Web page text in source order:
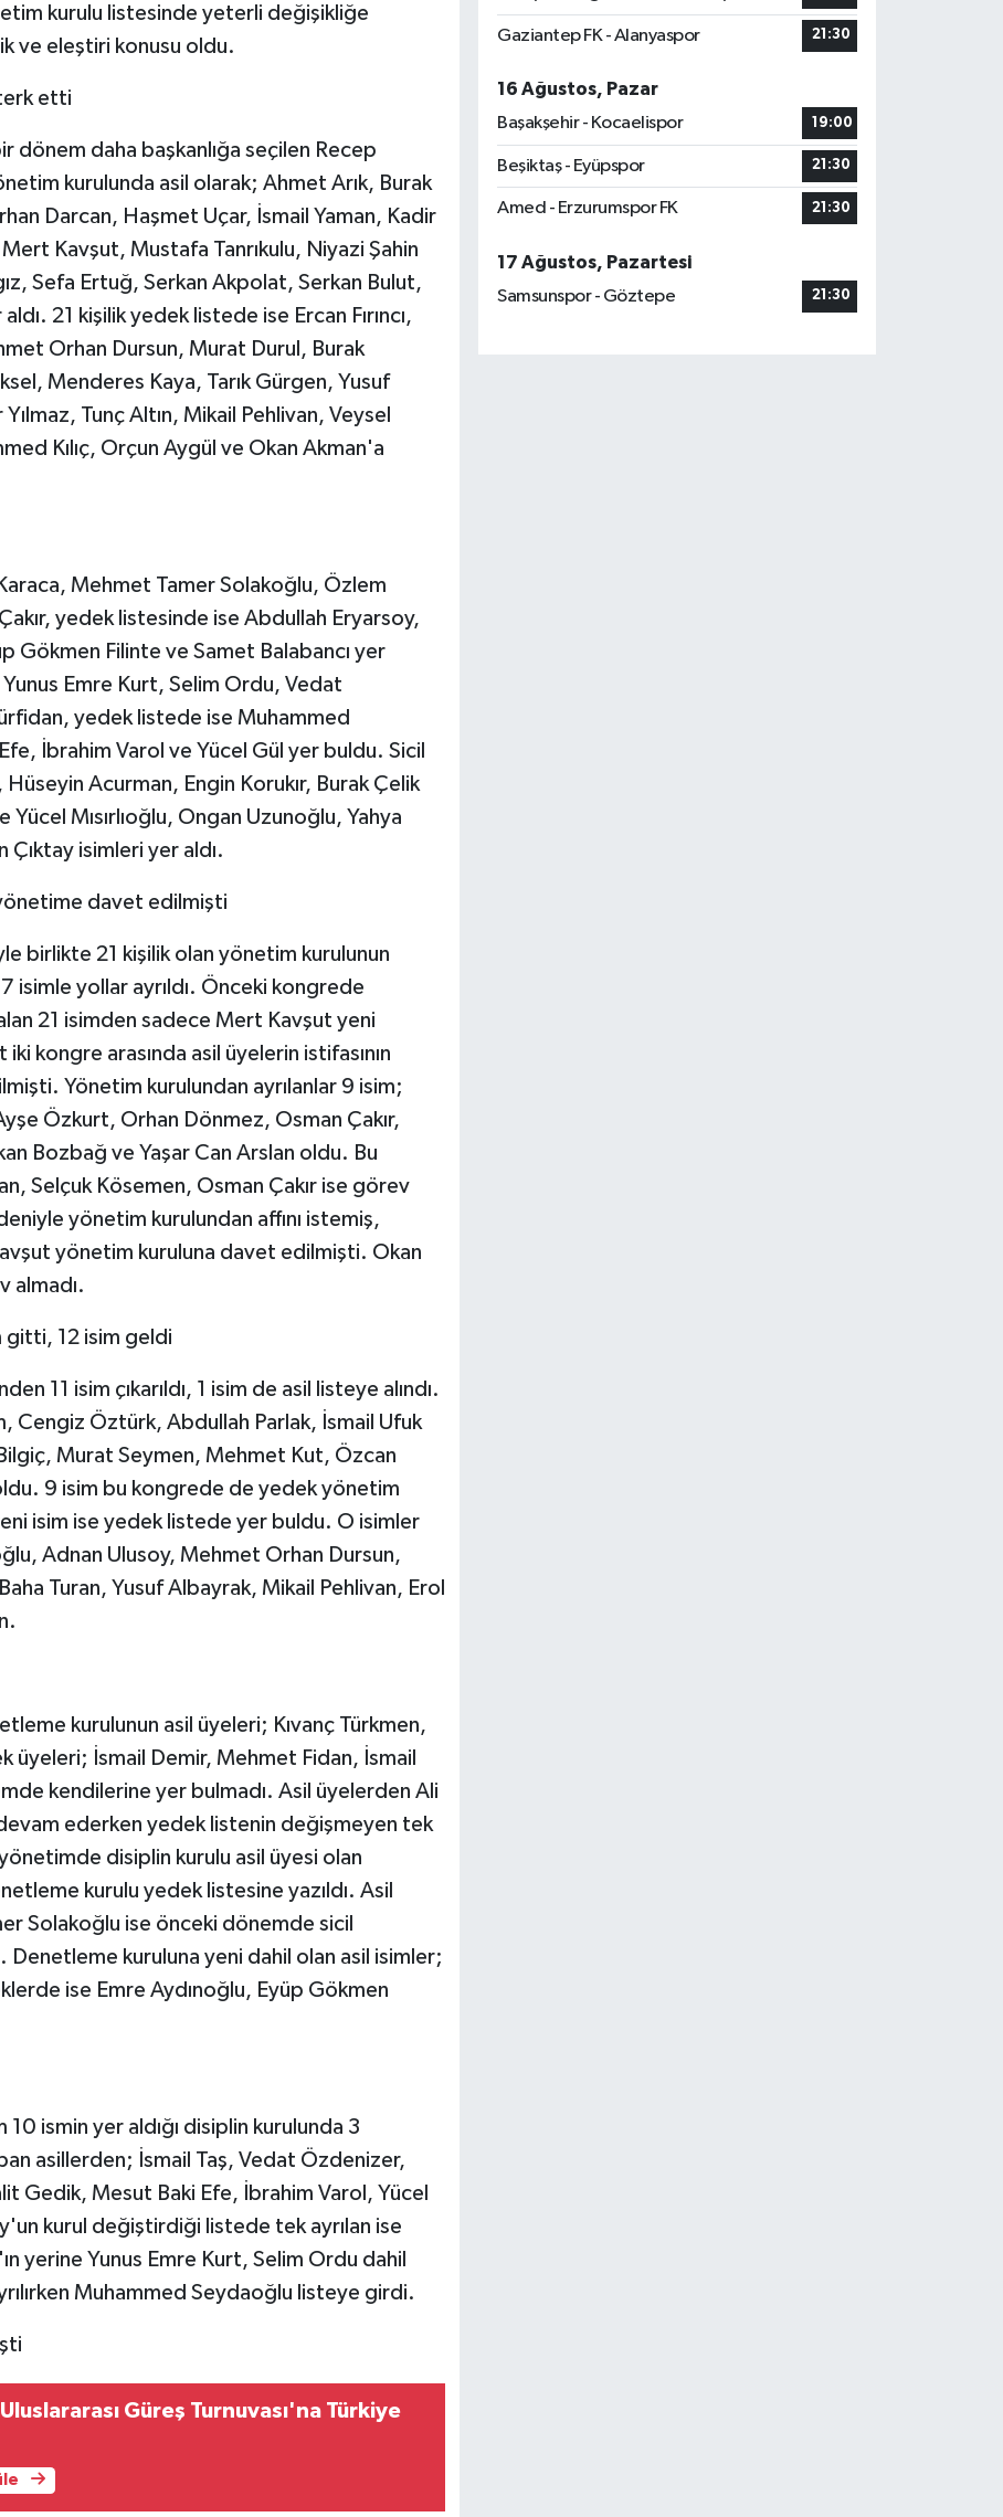
kurulu listesinde yeterli değişikliğe
ve eleştiri konusu oldu.
etti
daha başkanlığa seçilen Recep
kurulunda asil olarak; Ahmet Arık, Burak
Darcan, Haşmet Uçar, İsmail Yaman, Kadir
Kavşut, Mustafa Tanrıkulu, Niyazi Şahin
Sefa Ertuğ, Serkan Akpolat, Serkan Bulut,
21 kişilik yedek listede ise Ercan Fırıncı,
Orhan Dursun, Murat Durul, Burak
Menderes Kaya, Tarık Gürgen, Yusuf
Tunç Altın, Mikail Pehlivan, Veysel
Kılıç, Orçun Aygül ve Okan Akman'a
Mehmet Tamer Solakoğlu, Özlem
yedek listesinde ise Abdullah Eryarsoy,
Gökmen Filinte ve Samet Balabancı yer
Emre Kurt, Selim Ordu, Vedat
yedek listede ise Muhammed
İbrahim Varol ve Yücel Gül yer buldu. Sicil
Acurman, Engin Korukır, Burak Çelik
Mısırlıoğlu, Ongan Uzunoğlu, Yahya
Çıktay isimleri yer aldı.
davet edilmişti
birlikte 21 kişilik olan yönetim kurulunun
yollar ayrıldı. Önceki kongrede
21 isimden sadece Mert Kavşut yeni
kongre arasında asil üyelerin istifasının
Yönetim kurulundan ayrılanlar 9 isim;
Özkurt, Orhan Dönmez, Osman Çakır,
Bozbağ ve Yaşar Can Arslan oldu. Bu
Selçuk Kösemen, Osman Çakır ise görev
yönetim kurulundan affını istemiş,
yönetim kuruluna davet edilmişti. Okan
almadı.
gitti, 12 isim geldi
11 isim çıkarıldı, 1 isim de asil listeye alındı.
Cengiz Öztürk, Abdullah Parlak, İsmail Ufuk
Murat Seymen, Mehmet Kut, Özcan
9 isim bu kongrede de yedek yönetim
isim ise yedek listede yer buldu. O isimler
Adnan Ulusoy, Mehmet Orhan Dursun,
Turan, Yusuf Albayrak, Mikail Pehlivan, Erol
kurulunun asil üyeleri; Kıvanç Türkmen,
üyeleri; İsmail Demir, Mehmet Fidan, İsmail
kendilerine yer bulmadı. Asil üyelerden Ali
ederken yedek listenin değişmeyen tek
disiplin kurulu asil üyesi olan
kurulu yedek listesine yazıldı. Asil
Solakoğlu ise önceki dönemde sicil
Denetleme kuruluna yeni dahil olan asil isimler;
ise Emre Aydınoğlu, Eyüp Gökmen
ismin yer aldığı disiplin kurulunda 3
asillerden; İsmail Taş, Vedat Özdenizer,
Gedik, Mesut Baki Efe, İbrahim Varol, Yücel
kurul değiştirdiği listede tek ayrılan ise
yerine Yunus Emre Kurt, Selim Ordu dahil
Muhammed Seydaoğlu listeye girdi.
Güreş Turnuvası'na Türkiye
Gaziantep FK - Alanyaspor 21:30
16 Ağustos, Pazar
Başakşehir - Kocaelispor
19:00
Beşiktaş - Eyüpspor 21:30
Amed - Erzurumspor FK 21:30
17 Ağustos, Pazartesi
Samsunspor - Göztepe
21:30